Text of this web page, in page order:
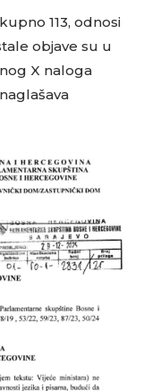
113, odnosi
objave su u
X naloga